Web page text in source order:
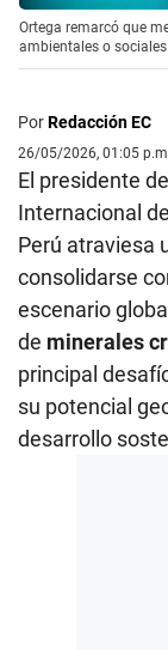
Ortega remarcó que
ambientales o
PorRedacción EC
26/05/2026, 01:05
El presidente
Internacional
Perú atraviesa
consolidarse
escenario
de minerales
principal
su potencial
desarrollo